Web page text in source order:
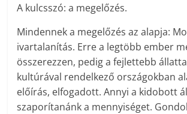
A kulcsszó: a megelőzés.
Mindennek a megelőzés az alapja:
ivartalanítás. Erre a legtöbb ember
összerezzen, pedig a fejlettebb
kultúrával rendelkező országokban
előírás, elfogadott. Annyi a kidobott
szaporítanánk a mennyiséget.